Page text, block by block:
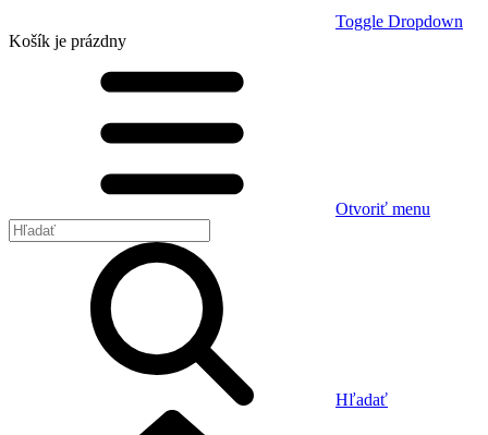
Toggle Dropdown
Košík je prázdny
Otvoriť menu
Hľadať